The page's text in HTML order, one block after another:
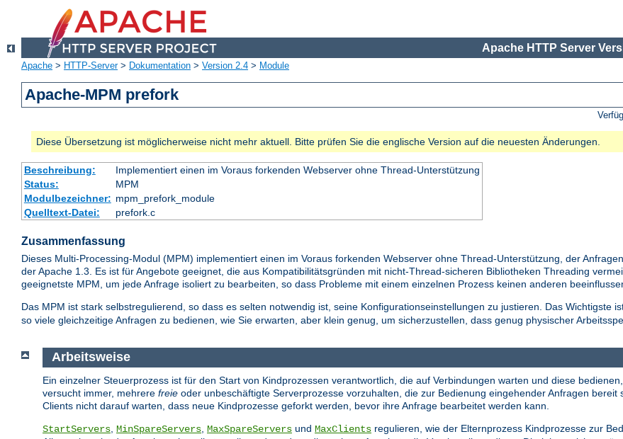
Apache HTTP Server
Apache > HTTP-Server> Dokumentation > Version 2.4 > Module
Apache-MPM prefork
Diese Übersetzung ist möglicherweise nicht mehr aktuell. Bitte prüfen Sie die englische Version auf die neuesten Änderungen.
Beschreibung:
Implementiert einen im Voraus forkenden Webserver ohne Thread-Unterstützung
Status:
MPM
Modulbezeichner: mpm_prefork_module
Quelltext-Datei:
prefork.c
Zusammenfassung
Dieses Multi-Processing-Modul (MPM) implementiert einen im Voraus forkenden Webserver ohne Thread-Unterstützung, der
der Apache 1.3. Es ist für Angebote geeignet, die aus Kompatibilitätsgründen mit nicht-Thread-sicheren Bibliotheken Threading
geeignetste MPM, um jede Anfrage isoliert zu bearbeiten, so dass Probleme mit einem einzelnen Prozess keinen anderen
Das MPM ist stark selbstregulierend, so dass es selten notwendig ist, seine Konfigurationseinstellungen zu justieren. Das Wichtigste
so viele gleichzeitige Anfragen zu bedienen, wie Sie erwarten, aber klein genug, um sicherzustellen, dass genug physischer
Arbeitsweise
Ein einzelner Steuerprozess ist für den Start von Kindprozessen verantwortlich, die auf Verbindungen warten und diese
versucht immer, mehrere freie oder unbeschäftigte Serverprozesse vorzuhalten, die zur Bedienung eingehender Anfragen bereit
Clients nicht darauf warten, dass neue Kindprozesse geforkt werden, bevor ihre Anfrage bearbeitet werden kann.
StartServers MinSpareServers MaxSpareServers und MaxClients regulieren, wie der Elternprozess Kindprozesse zur